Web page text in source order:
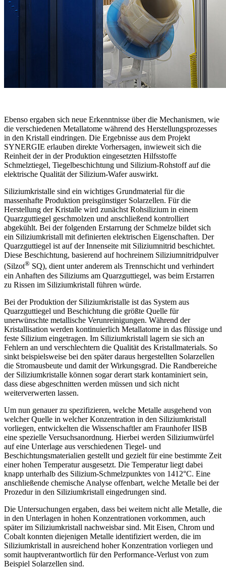
Ebenso ergaben sich neue Erkenntnisse über die Mechanismen, wie
die verschiedenen Metallatome während des Herstellungsprozesses
in den Kristall eindringen. Die Ergebnisse aus dem Projekt
SYNERGIE erlauben direkte Vorhersagen, inwieweit sich die
Reinheit der in der Produktion eingesetzten Hilfsstoffe
Schmelztiegel, Tiegelbeschichtung und Silizium-Rohstoff auf die
elektrische Qualität der Silizium-Wafer auswirkt.
Siliziumkristalle sind ein wichtiges Grundmaterial für die
massenhafte Produktion preisgünstiger Solarzellen. Für die
Herstellung der Kristalle wird zunächst Rohsilizium in einem
Quarzguttiegel geschmolzen und anschließend kontrolliert
abgekühlt. Bei der folgenden Erstarrung der Schmelze bildet sich
ein Siliziumkristall mit definierten elektrischen Eigenschaften. Der
Quarzguttiegel ist auf der Innenseite mit Siliziumnitrid beschichtet.
Diese Beschichtung, basierend auf hochreinem Siliziumnitridpulver
(Silzot® SQ), dient unter anderem als Trennschicht und verhindert
ein Anhaften des Siliziums am Quarzguttiegel, was beim Erstarren
zu Rissen im Siliziumkristall führen würde.
Bei der Produktion der Siliziumkristalle ist das System aus
Quarzguttiegel und Beschichtung die größte Quelle für
unerwünschte metallische Verunreinigungen. Während der
Kristallisation werden kontinuierlich Metallatome in das flüssige und
feste Silizium eingetragen. Im Siliziumkristall lagern sie sich an
Fehlern an und verschlechtern die Qualität des Kristallmaterials. So
sinkt beispielsweise bei den später daraus hergestellten Solarzellen
die Stromausbeute und damit der Wirkungsgrad. Die Randbereiche
der Siliziumkristalle können sogar derart stark kontaminiert sein,
dass diese abgeschnitten werden müssen und sich nicht
weiterverwerten lassen.
Um nun genauer zu spezifizieren, welche Metalle ausgehend von
welcher Quelle in welcher Konzentration in den Siliziumkristall
vorliegen, entwickelten die Wissenschaftler am Fraunhofer IISB
eine spezielle Versuchsanordnung. Hierbei werden Siliziumwürfel
auf eine Unterlage aus verschiedenen Tiegel- und
Beschichtungsmaterialien gestellt und gezielt für eine bestimmte Zeit
einer hohen Temperatur ausgesetzt. Die Temperatur liegt dabei
knapp unterhalb des Silizium-Schmelzpunktes von 1412°C. Eine
anschließende chemische Analyse offenbart, welche Metalle bei der
Prozedur in den Siliziumkristall eingedrungen sind.
Die Untersuchungen ergaben, dass bei weitem nicht alle Metalle, die
in den Unterlagen in hohen Konzentrationen vorkommen, auch
später im Siliziumkristall nachweisbar sind. Mit Eisen, Chrom und
Cobalt konnten diejenigen Metalle identifiziert werden, die im
Siliziumkristall in ausreichend hoher Konzentration vorliegen und
somit hauptverantwortlich für den Performance-Verlust von zum
Beispiel Solarzellen sind.